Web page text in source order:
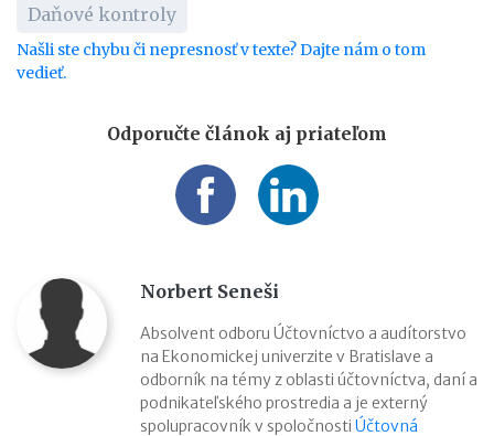
Daňové kontroly
Našli ste chybu či nepresnosť v texte? Dajte nám o tom
vedieť.
Odporučte článok aj priateľom
Norbert Seneši
Absolvent odboru Účtovníctvo a audítorstvo
na Ekonomickej univerzite v Bratislave a
odborník na témy z oblasti účtovníctva, daní a
podnikateľského prostredia a je externý
spolupracovník v spoločnosti Účtovná